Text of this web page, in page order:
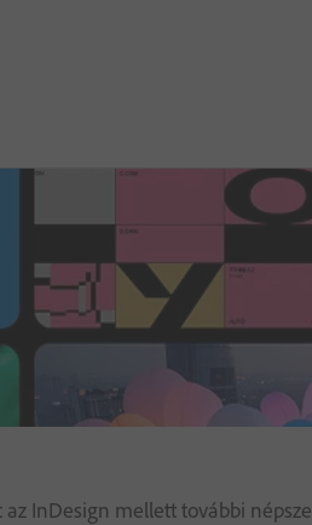
az InDesign mellett további